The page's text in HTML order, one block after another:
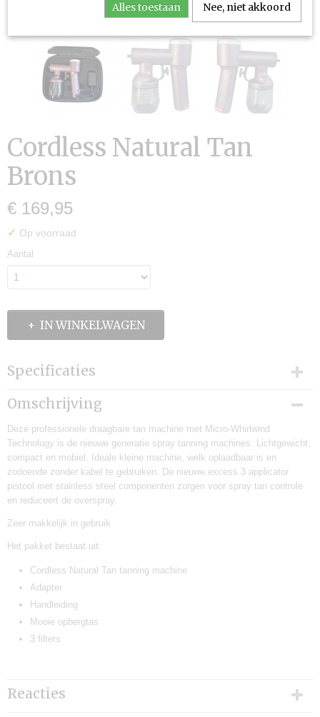
Cordless Natural Tan
Brons
€ 169,95
✓ Op voorraad
Aantal
IN WINKELWAGEN
Specificaties
EAN code
7421125805999
Omschrijving
Deze professionele draagbare tan machine met Micro-Whirlwind
Technology is de nieuwe generatie spray tanning machines. Lichtgewicht,
compact en mobiel. Ideale kleine machine, welk oplaadbaar is en
zodoende zonder kabel te gebruiken. De nieuwe excess 3 applicator
pistool met stainless steel componenten zorgen voor spray tan controle
en reduceert de overspray.
Zeer makkelijk in gebruik
Het pakket bestaat uit:
Cordless Natural Tan tanning machine
Adapter
Handleiding
Mooie opbergtas
3 filters
Reacties
Alles toestaan Nee, niet akkoord